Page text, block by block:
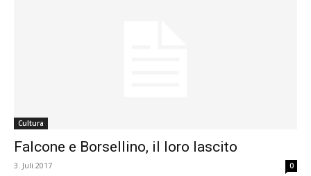
Cultura
Falcone e Borsellino, il loro lascito
3. Juli 2017 0